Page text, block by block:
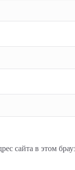
сайта в этом